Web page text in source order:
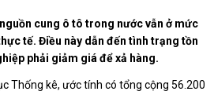
cung ô tô trong nước vẫn ở mức
tế. Điều này dẫn đến tình trạng tồn
phải giảm giá để xả hàng.
Thống kê, ước tính có tổng cộng 56.200